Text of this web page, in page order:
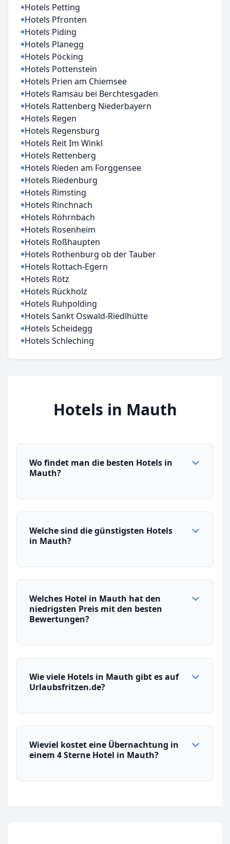
Hotels Petting
Hotels Pfronten
Hotels Piding
Hotels Planegg
Hotels Pöcking
Hotels Pottenstein
Hotels Prien am Chiemsee
Hotels Ramsau bei Berchtesgaden
Hotels Rattenberg Niederbayern
Hotels Regen
Hotels Regensburg
Hotels Reit Im Winkl
Hotels Rettenberg
Hotels Rieden am Forggensee
Hotels Riedenburg
Hotels Rimsting
Hotels Rinchnach
Hotels Röhrnbach
Hotels Rosenheim
Hotels Roßhaupten
Hotels Rothenburg ob der Tauber
Hotels Rottach-Egern
Hotels Rötz
Hotels Rückholz
Hotels Ruhpolding
Hotels Sankt Oswald-Riedlhütte
Hotels Scheidegg
Hotels Schleching
Hotels in Mauth
Wo findet man die besten Hotels in
Mauth?
Welche sind die günstigsten Hotels
in Mauth?
Welches Hotel in Mauth hat den
niedrigsten Preis mit den besten
Bewertungen?
Wie viele Hotels in Mauth gibt es auf
Urlaubsfritzen.de?
Wieviel kostet eine Übernachtung in
einem 4 Sterne Hotel in Mauth?